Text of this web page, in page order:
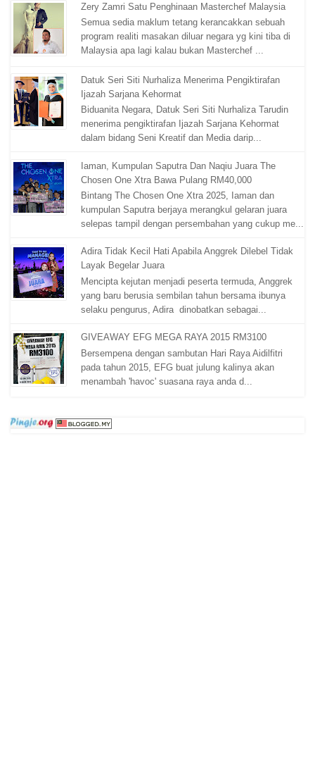
Zery Zamri Satu Penghinaan Masterchef Malaysia
Semua sedia maklum tetang kerancakkan sebuah
program realiti masakan diluar negara yg kini tiba di
Malaysia apa lagi kalau bukan Masterchef ...
Datuk Seri Siti Nurhaliza Menerima Pengiktirafan
Ijazah Sarjana Kehormat
Biduanita Negara, Datuk Seri Siti Nurhaliza Tarudin
menerima pengiktirafan Ijazah Sarjana Kehormat
dalam bidang Seni Kreatif dan Media darip...
Iaman, Kumpulan Saputra Dan Naqiu Juara The
Chosen One Xtra Bawa Pulang RM40,000
Bintang The Chosen One Xtra 2025, Iaman dan
kumpulan Saputra berjaya merangkul gelaran juara
selepas tampil dengan persembahan yang cukup me...
Adira Tidak Kecil Hati Apabila Anggrek Dilebel Tidak
Layak Begelar Juara
Mencipta kejutan menjadi peserta termuda, Anggrek
yang baru berusia sembilan tahun bersama ibunya
selaku pengurus, Adira dinobatkan sebagai...
GIVEAWAY EFG MEGA RAYA 2015 RM3100
Bersempena dengan sambutan Hari Raya Aidilfitri
pada tahun 2015, EFG buat julung kalinya akan
menambah 'havoc' suasana raya anda d...